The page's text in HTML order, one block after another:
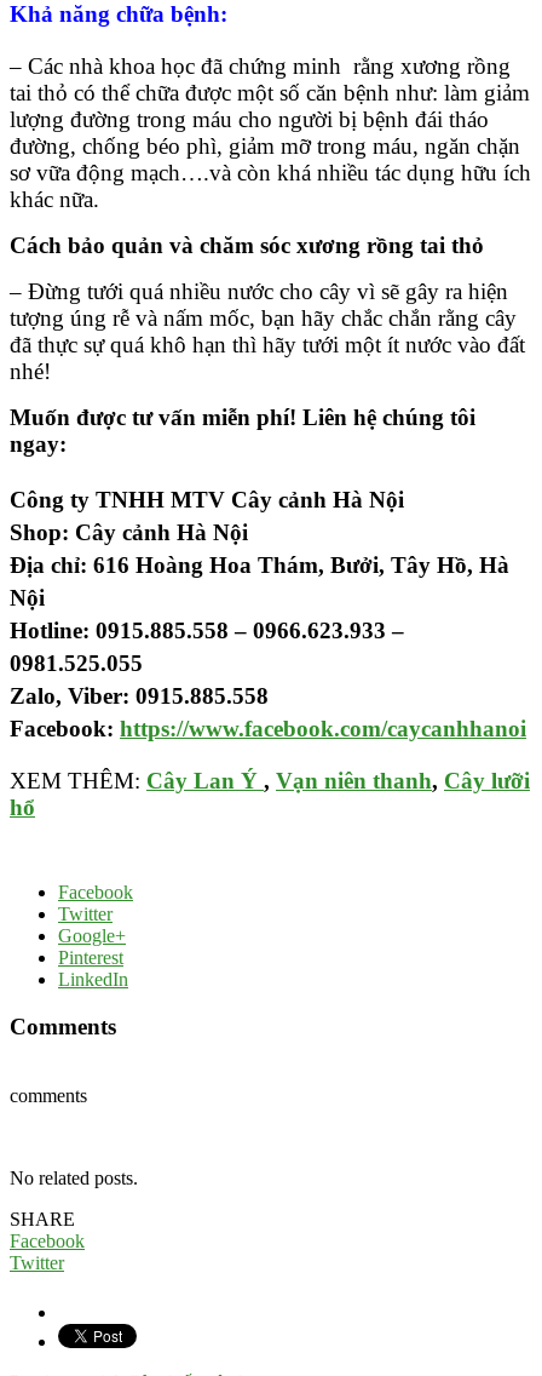
Khả năng chữa bệnh:
– Các nhà khoa học đã chứng minh rằng xương rồng
tai thỏ có thể chữa được một số căn bệnh như: làm giảm
lượng đường trong máu cho người bị bệnh đái tháo
đường, chống béo phì, giảm mỡ trong máu, ngăn chặn
sơ vữa động mạch….và còn khá nhiều tác dụng hữu ích
khác nữa.
Cách bảo quản và chăm sóc xương rồng tai thỏ
– Đừng tưới quá nhiều nước cho cây vì sẽ gây ra hiện
tượng úng rễ và nấm mốc, bạn hãy chắc chắn rằng cây
đã thực sự quá khô hạn thì hãy tưới một ít nước vào đất
nhé!
Muốn được tư vấn miễn phí! Liên hệ chúng tôi
ngay:
Công ty TNHH MTV Cây cảnh Hà Nội
Shop: Cây cảnh Hà Nội
Địa chỉ: 616 Hoàng Hoa Thám, Bưởi, Tây Hồ, Hà
Nội
Hotline: 0915.885.558 – 0966.623.933 –
0981.525.055
Zalo, Viber: 0915.885.558
Facebook: https://www.facebook.com/caycanhhanoi
XEM THÊM: Cây Lan Ý , Vạn niên thanh, Cây lưỡi
hổ
Facebook
Twitter
Google+
Pinterest
LinkedIn
Comments
comments
No related posts.
SHARE
Facebook
Twitter